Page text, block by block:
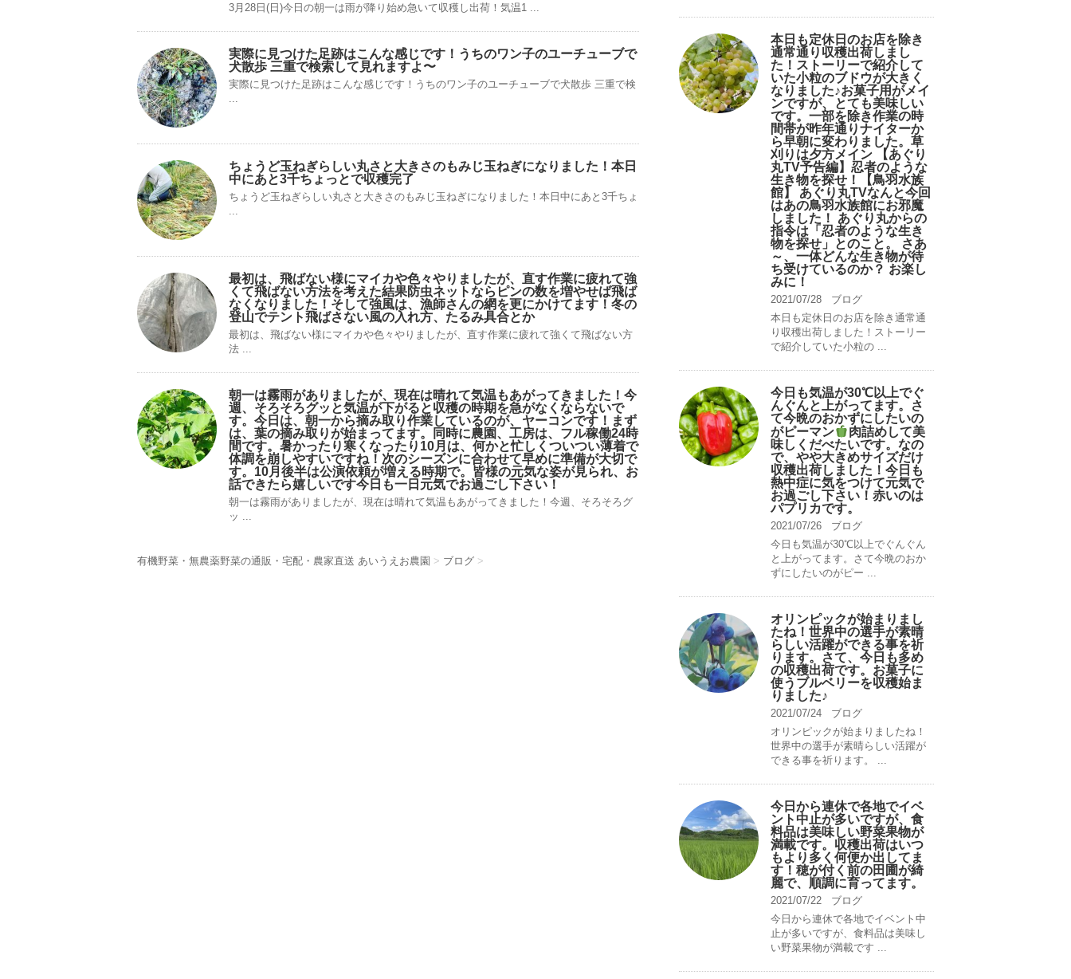
3月28日(日)今日の朝一は雨が降り始め️急いて収穫し出荷！気温1 ...
実際に見つけた足跡はこんな感じです！うちのワン子のユーチューブで
犬散歩 三重で検索して見れますよ〜
実際に見つけた足跡はこんな感じです！うちのワン子のユーチューブで犬散歩 三重で検
ちょうど玉ねぎらしい丸さと大きさのもみじ玉ねぎになりました！本日
中にあと3千ちょっとで収穫完了
ちょうど玉ねぎらしい丸さと大きさのもみじ玉ねぎになりました！本日中にあと3千ちょ
最初は、飛ばない様にマイカや色々やりましたが、直す作業に疲れて強
くて飛ばない方法を考えた結果防虫ネットならピンの数を増やせば飛ば
なくなりました！そして強風は、漁師さんの網を更にかけてます！冬の
登山でテント飛ばさない風の入れ方、たるみ具合とか
最初は、飛ばない様にマイカや色々やりましたが、直す作業に疲れて強くて飛ばない方
法 ...
朝一は霧雨がありましたが、現在は晴れて気温もあがってきました！今
週、そろそろグッと気温が下がると収穫の時期を急がなくならないで
す。今日は、朝一から摘み取り作業しているのが、ヤーコンです！まず
は、葉の摘み取りが始まってます。同時に農園、工房は、フル稼働24時
間です。暑かったり寒くなったり10月は、何かと忙しくついつい薄着で
体調を崩しやすいですね！次のシーズンに合わせて早めに準備が大切で
す。10月後半は公演依頼が増える時期で。皆様の元気な姿が見られ、お
話できたら嬉しいです今日も一日元気でお過ごし下さい！
朝一は霧雨がありましたが、現在は晴れて気温もあがってきました！今週、そろそろグ
ッ ...
有機野菜・無農薬野菜の通販・宅配・農家直送 あいうえお農園 > ブログ >
本日も定休日のお店を除き
通常通り収穫出荷しまし
た！ストーリーで紹介して
いた小粒のブドウが大きく
なりました♪お菓子用がメイ
ンですが、とても美味しい
です。一部を除き作業の時
間帯が昨年通りナイターか
ら早朝に変わりました。草
刈りは夕方メイン 【あぐり
丸TV予告編】忍者のような
生き物を探せ！【鳥羽水族
館】 あぐり丸TVなんと今回
はあの鳥羽水族館にお邪魔
しました！ あぐり丸からの
指令は「忍者のような生き
物を探せ」とのこと。 さあ
～、一体どんな生き物が待
ち受けているのか？ お楽し
みに！
2021/07/28
ブログ
本日も定休日のお店を除き通常通
り収穫出荷しました！ストーリー
で紹介していた小粒の ...
今日も気温が30℃以上でぐ
んぐんと上がってます。さ
て今晩のおかずにしたいの
がピーマン
肉詰めして美
味しくだべたいです。なの
で、やや大きめサイズだけ
収穫出荷しました！今日も
熱中症に気をつけて元気で
お過ごし下さい！赤いのは
パプリカです。
2021/07/26
ブログ
今日も気温が30℃以上でぐんぐん
と上がってます。さて今晩のおか
ずにしたいのがピー ...
オリンピックが始まりまし
たね！世界中の選手が素晴
らしい活躍ができる事を祈
ります。さて、今日も多め
の収穫出荷です。お菓子に
使うブルベリーを収穫始ま
りました♪
2021/07/24
ブログ
オリンピックが始まりましたね！
世界中の選手が素晴らしい活躍が
できる事を祈ります。 ...
今日から連休で各地でイベ
ント中止が多いですが、食
料品は美味しい野菜果物が
満載です。収穫出荷はいつ
もより多く何便か出してま
す！穂が付く前の田圃が綺
麗で、順調に育ってます。
2021/07/22
ブログ
今日から連休で各地でイベント中
止が多いですが、食料品は美味し
い野菜果物が満載です ...